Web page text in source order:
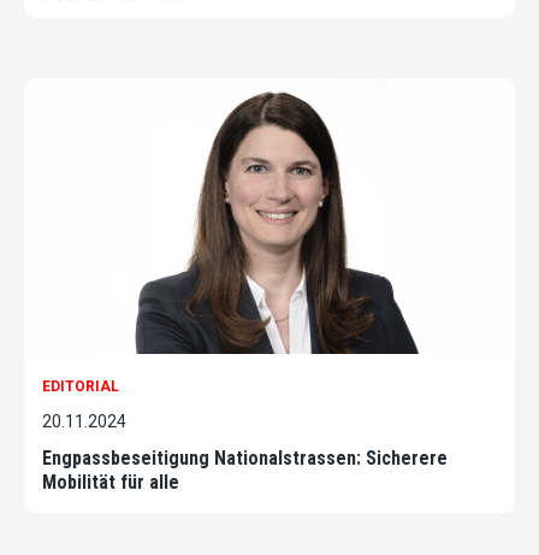
EDITORIAL
20.11.2024
Engpassbeseitigung Nationalstrassen: Sicherere
Mobilität für alle